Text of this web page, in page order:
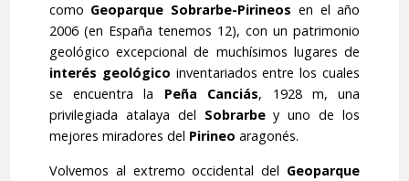
como Geoparque Sobrarbe-Pirineos en el año
2006 (en España tenemos 12), con un patrimonio
geológico excepcional de muchísimos lugares de
interés geológico inventariados entre los cuales
se encuentra la Peña Canciás, 1928 m, una
privilegiada atalaya del Sobrarbey uno de los
mejores miradores del Pirineo aragonés.
Volvemos al extremo occidental del Geoparque